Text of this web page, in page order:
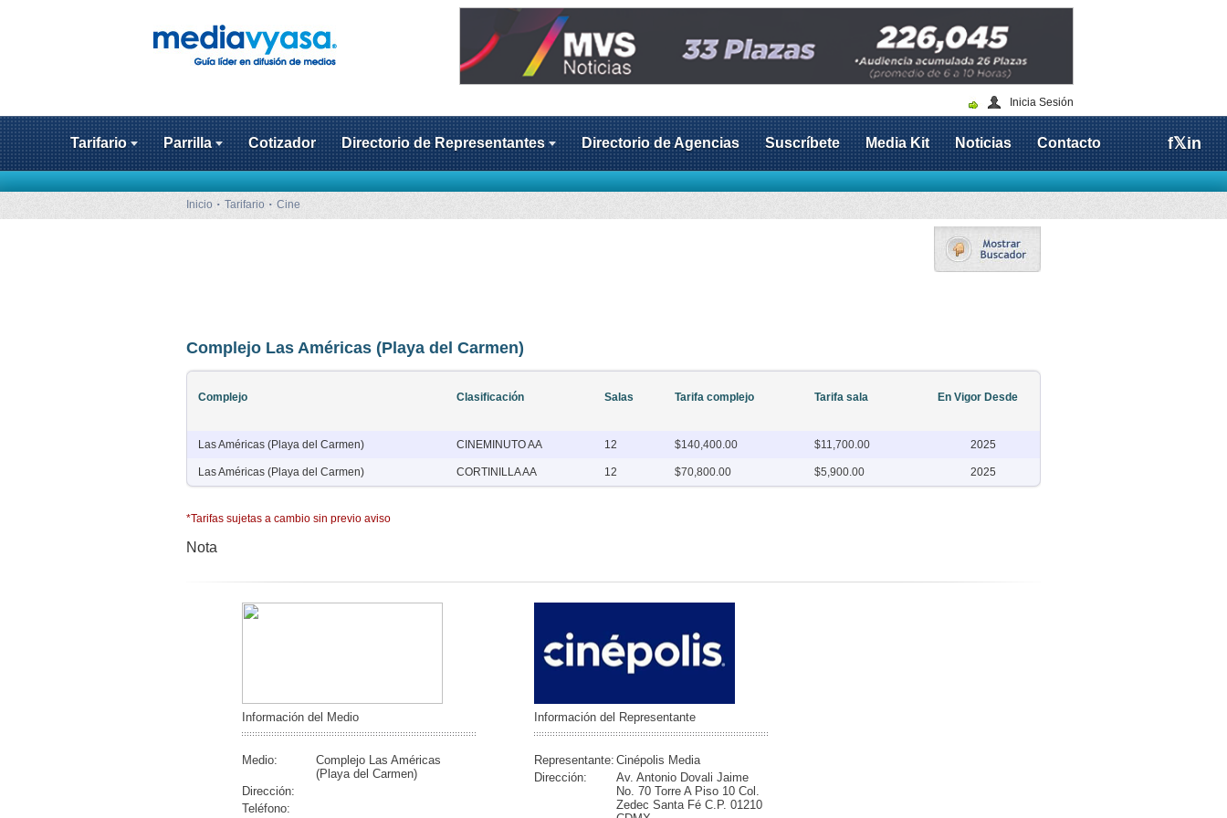
Inicia Sesión
Tarifario Parrilla Cotizador Directorio de Representantes Directorio de Agencias Suscríbete Media Kit Noticias Contacto f𝕏in
Inicio Tarifario Cine
Complejo Las Américas (Playa del Carmen)
Complejo Clasificación Salas Tarifa complejo Tarifa sala En Vigor Desde
Las Américas (Playa del Carmen) CINEMINUTO AA 12 $140,400.00 $11,700.00 2025
Las Américas (Playa del Carmen) CORTINILLA AA 12 $70,800.00 $5,900.00 2025
*Tarifas sujetas a cambio sin previo aviso
Nota
Información del Medio
Medio:
Complejo Las Américas
(Playa del Carmen)
Dirección:
Teléfono:
Información del Representante
Representante: Cinépolis Media
Dirección:
Av. Antonio Dovali Jaime
No. 70 Torre A Piso 10 Col.
Zedec Santa Fé C.P. 01210